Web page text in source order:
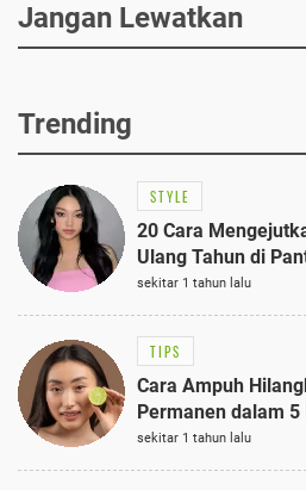
Jangan Lewatkan
Trending
STYLE
20 Cara
Ulang Tahun di
Anggun dengan
sekitar 1 tahun lalu
TIPS
Cara Ampuh
Permanen dalam
sekitar 1 tahun lalu